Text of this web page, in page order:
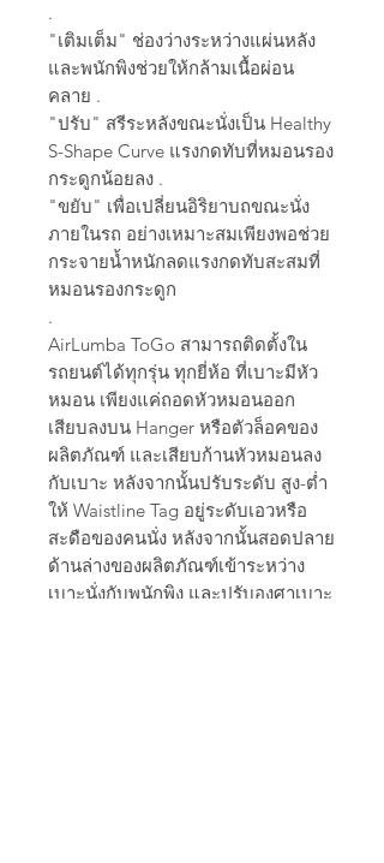
.
"เติมเต็ม" ช่องว่างระหว่างแผ่นหลัง
และพนักพิงช่วยให้กล้ามเนื้อผ่อน
คลาย .
"ปรับ" สรีระหลังขณะนั่งเป็น Healthy
S-Shape Curve แรงกดทับที่หมอนรอง
กระดูกน้อยลง .
"ขยับ" เพื่อเปลี่ยนอิริยาบถขณะนั่ง
ภายในรถ อย่างเหมาะสมเพียงพอช่วย
กระจายน้ำหนักลดแรงกดทับสะสมที่
หมอนรองกระดูก
.
AirLumba ToGo สามารถติดตั้งใน
รถยนต์ได้ทุกรุ่น ทุกยี่ห้อ ที่เบาะมีหัว
หมอน เพียงแค่ถอดหัวหมอนออก
เสียบลงบน Hanger หรือตัวล็อคของ
ผลิตภัณฑ์ และเสียบก้านหัวหมอนลง
กับเบาะ หลังจากนั้นปรับระดับ สูง-ต่ำ
ให้ Waistline Tag อยู่ระดับเอวหรือ
สะดือของคนนั่ง หลังจากนั้นสอดปลาย
ด้านล่างของผลิตภัณฑ์เข้าระหว่าง
เบาะนั่งกับพนักพิง และปรับองศาเบาะ